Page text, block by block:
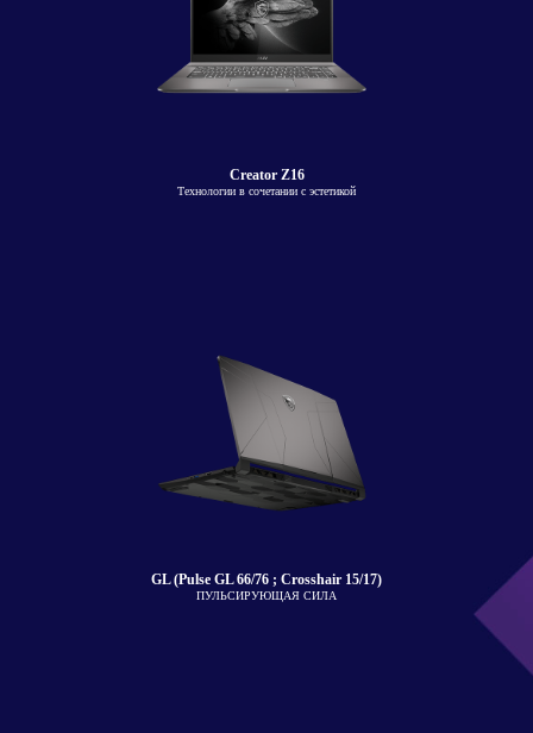
Creator Z16
Технологии в сочетании с эстетикой
GL (Pulse GL 66/76 ; Crosshair 15/17)
ПУЛЬСИРУЮЩАЯ СИЛА